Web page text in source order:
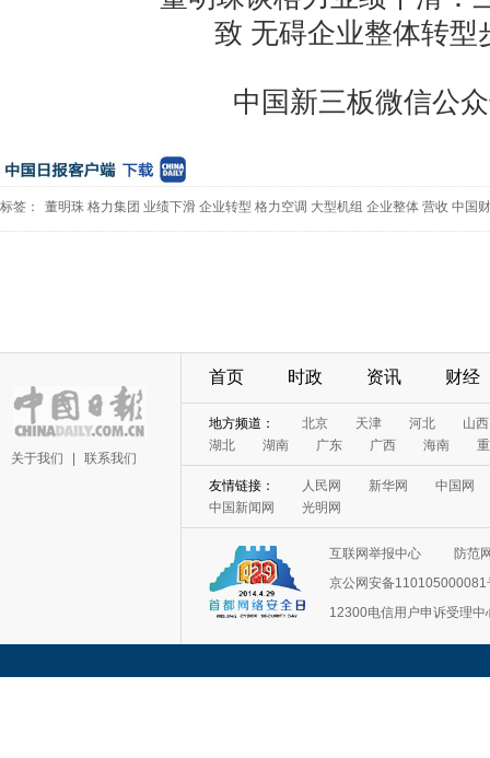
中国新三板微信公
标签： 董明珠 格力集团 业绩下滑 企业转型 格力空调 大型机组 企业整体 营收 中国
关于我们 联系我们
首页 时政 资讯 财经
地方频道： 北京 天津 河北
山西
湖北
湖南 广东 广西 海南
友情链接： 人民网 新华网
中国网
中国新闻网
光明网
互联网举报中心
防范
京公网安备110105000081
12300电信用户申诉受理中